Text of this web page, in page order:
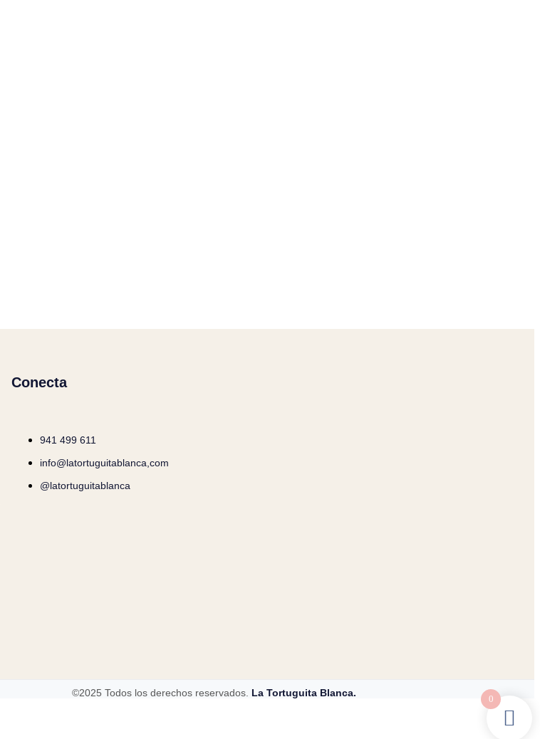
Conecta
941 499 611
info@latortuguitablanca,com
@latortuguitablanca
©2025 Todos los derechos reservados. La Tortuguita Blanca.
0